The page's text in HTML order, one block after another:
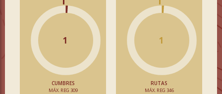
1
CUMBRES
MÁX. REG 309
1
RUTAS
MÁX. REG 346